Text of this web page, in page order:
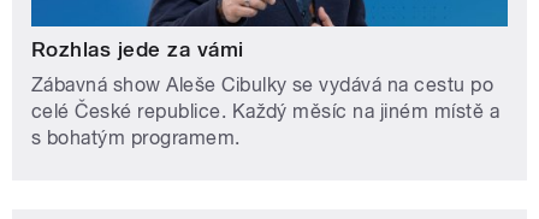
Rozhlas jede za vámi
Zábavná show Aleše Cibulky se vydává na cestu po
celé České republice. Každý měsíc na jiném místě a
s bohatým programem.